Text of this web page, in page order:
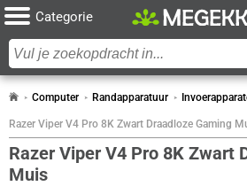
Categorie
Computer Randapparatuur
Razer Viper V4 Pro 8K Zwart Draadloze Gaming
Razer Viper V4 Pro 8K Zwart
Muis